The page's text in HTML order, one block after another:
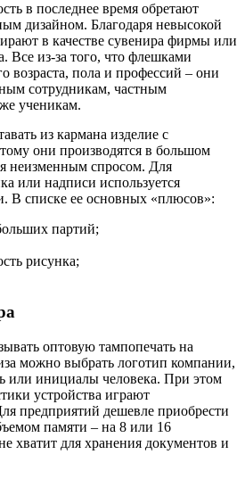
в последнее время обретают
дизайном. Благодаря невысокой
в качестве сувенира фирмы или
Все из-за того, что флешками
возраста, пола и профессий – они
сотрудникам, частным
ученикам.
из кармана изделие с
они производятся в большом
неизменным спросом. Для
или надписи используется
В списке ее основных «плюсов»:
партий;
рисунка;
оптовую тампопечать на
можно выбрать логотип компании,
инициалы человека. При этом
устройства играют
предприятий дешевле приобрести
памяти – на 8 или 16
хватит для хранения документов и